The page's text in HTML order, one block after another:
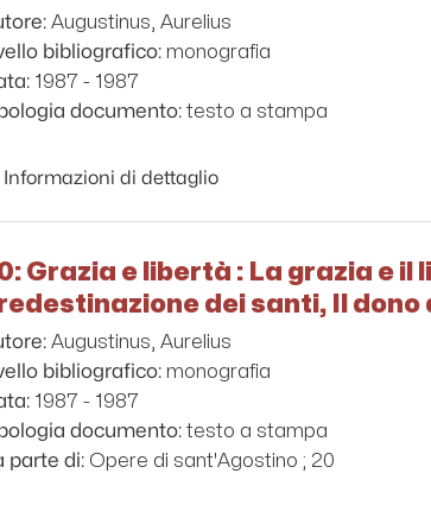
Augustinus, Aurelius
bibliografico: monografia
1987 - 1987
documento: testo a stampa
Informazioni di dettaglio
Grazia e libertà : La grazia e
dei santi, Il
Augustinus, Aurelius
bibliografico: monografia
1987 - 1987
documento: testo a stampa
parte di: Opere di sant'Agostino ; 20